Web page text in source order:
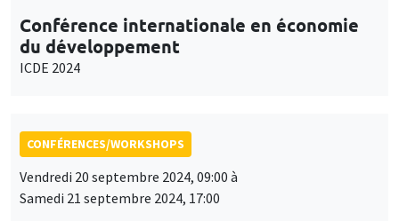
Conférence internationale en économie
du développement
ICDE 2024
CONFÉRENCES/WORKSHOPS
Vendredi 20 septembre 2024, 09:00 à
Samedi 21 septembre 2024, 17:00